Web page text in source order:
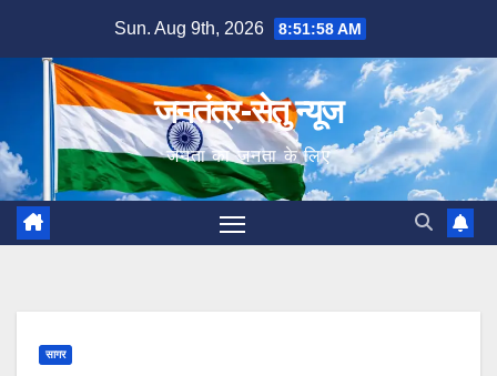
content
Sun. Aug 9th, 2026 8:51:59 AM
जनतंत्र-सेतु न्यूज
जनता का जनता के लिए
सागर